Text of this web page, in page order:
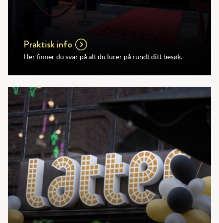
Praktisk info
Her finner du svar på alt du lurer på rundt ditt besøk.